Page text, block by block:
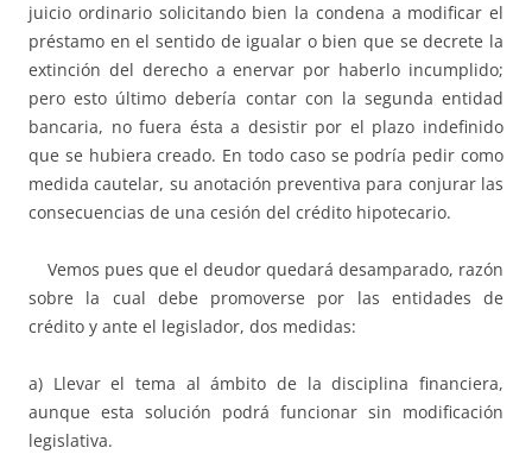
juicio ordinario solicitando bien la condena a modificar el
préstamo en el sentido de igualar o bien que se decrete la
extinción del derecho a enervar por haberlo incumplido;
pero esto último debería contar con la segunda entidad
bancaria, no fuera ésta a desistir por el plazo indefinido
que se hubiera creado. En todo caso se podría pedir como
medida cautelar, su anotación preventiva para conjurar las
consecuencias de una cesión del crédito hipotecario.
Vemos pues que el deudor quedará desamparado, razón
sobre la cual debe promoverse por las entidades de
crédito y ante el legislador, dos medidas:
a) Llevar el tema al ámbito de la disciplina financiera,
aunque esta solución podrá funcionar sin modificación
legislativa.